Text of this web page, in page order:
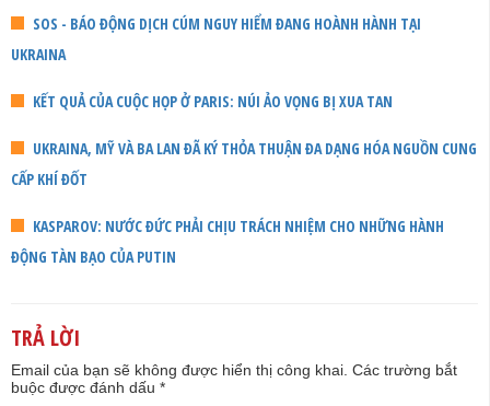
SOS - BÁO ĐỘNG DỊCH CÚM NGUY HIỂM ĐANG HOÀNH HÀNH TẠI
UKRAINA
KẾT QUẢ CỦA CUỘC HỌP Ở PARIS: NÚI ẢO VỌNG BỊ XUA TAN
UKRAINA, MỸ VÀ BA LAN ĐÃ KÝ THỎA THUẬN ĐA DẠNG HÓA NGUỒN CUNG
CẤP KHÍ ĐỐT
KASPAROV: NƯỚC ĐỨC PHẢI CHỊU TRÁCH NHIỆM CHO NHỮNG HÀNH
ĐỘNG TÀN BẠO CỦA PUTIN
TRẢ LỜI
Email của bạn sẽ không được hiển thị công khai. Các trường bắt
buộc được đánh dấu *